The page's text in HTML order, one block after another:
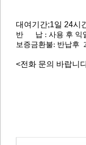
대여기간;1일 24시
반 납 : 사용 후 익
보증금환불: 반납후
<전화 문의 바랍니